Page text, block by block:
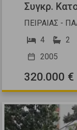
Συγκρ.
ΠΕΙΡΑΙΑΣ -
4
2
2005
320.000 €